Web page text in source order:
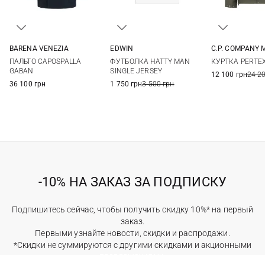
56
BARENA VENEZIA
ПАЛЬТО CAPOSPALLA
GABAN
36 100 грн
EDWIN
ФУТБОЛКА HATTY MAN
SINGLE JERSEY
1 750 грн3 500 грн
C.P. COMPANY
КУРТКА
12 100 грн24
-10% НА ЗАКАЗ ЗА ПОДПИСКУ
Подпишитесь сейчас, чтобы получить скидку 10%* на первый
заказ.
Первыми узнайте новости, скидки и распродажи.
*Скидки не суммируются с другими скидками и акционными